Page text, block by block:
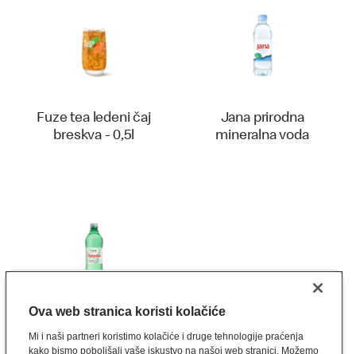
Fuze tea ledeni čaj
breskva - 0,5l
Jana prirodna
mineralna voda
Jamnica
Ova web stranica koristi kolačiće
Mi i naši partneri koristimo kolačiće i druge tehnologije praćenja
kako bismo poboljšali vaše iskustvo na našoj web stranici. Možemo